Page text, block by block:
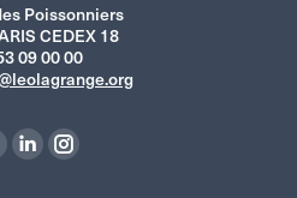
Poissonniers
CEDEX 18
09 00 00
La
La